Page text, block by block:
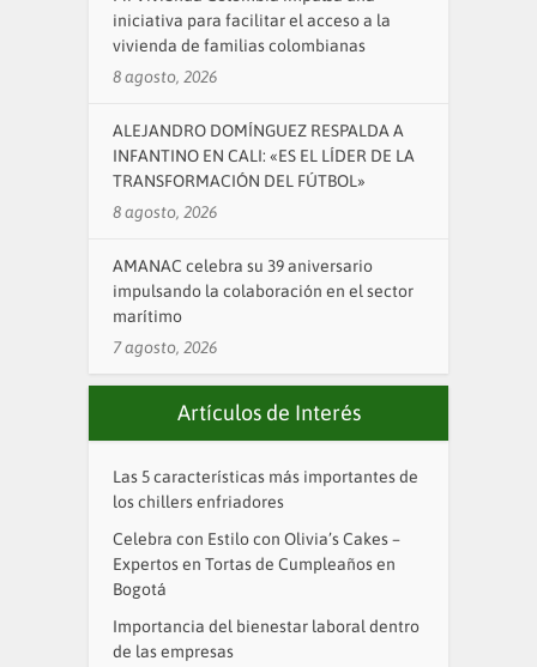
iniciativa para facilitar el acceso a la
vivienda de familias colombianas
8 agosto, 2026
ALEJANDRO DOMÍNGUEZ RESPALDA A
INFANTINO EN CALI: «ES EL LÍDER DE LA
TRANSFORMACIÓN DEL FÚTBOL»
8 agosto, 2026
AMANAC celebra su 39 aniversario
impulsando la colaboración en el sector
marítimo
7 agosto, 2026
Artículos de Interés
Las 5 características más importantes de
los chillers enfriadores
Celebra con Estilo con Olivia’s Cakes –
Expertos en Tortas de Cumpleaños en
Bogotá
Importancia del bienestar laboral dentro
de las empresas